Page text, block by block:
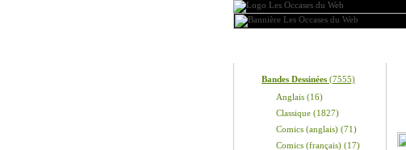
Bandes Dessinées (7555)
Anglais (16)
Classique (1827)
Comics (anglais) (71)
Comics (français) (17)